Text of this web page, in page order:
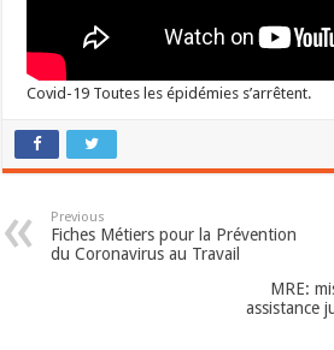
Covid-19 Toutes les épidémies s’arrêtent.
Previous
Fiches Métiers pour la Prévention
du Coronavirus au Travail
MRE:
assistance